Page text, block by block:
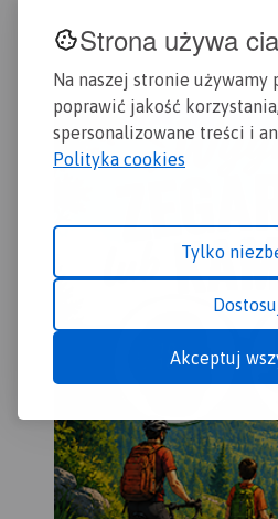
Strona używa
Na naszej stronie używamy
poprawić jakość
spersonalizowane treści i
Polityka cookies
Tylko
Akceptuj
Gdańska oraz opis